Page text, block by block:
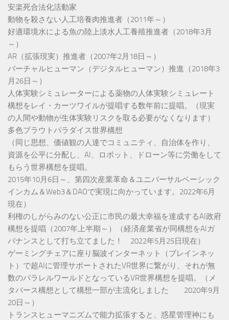
安楽死合法化活動家
動物を殺さない人工培養肉推進者（2011年～）
好適環境水による魚の陸上淡水人工養殖推進者（2018年3月
～）
AR（拡張現実）推進者（2007年2月18日～）
バーチャルヒューマン（デジタルヒューマン）推進（2018年3
月26日～）
人体実験シミュレーターによる薬物の人体実験シミュレート
構想をレイ・カーツワイルが提唱する数年前に提唱。（現実
の人間や動物が生体実験リスクを取る必要がなくなります）
多色プラウトパラダイス世界構想
（同じ思想、価値観の人達でコミュニティ、自治体を作り、
資源を公平に分配し、AI、ロボット、ドローン等に労働をして
もらう世界構想を提唱。
2015年10月6日～、第四次産業革命＆ユニバーサルベーシック
インカム＆Web3＆DAOで実現に向かっています。2022年6月
現在）
利権のしがらみのない公正に市民の最大幸福を達成するAI政府
構想を提唱（2007年上半期～）（経済産業省が同構想をAIガ
バナンスとして打ち立てました！ 2022年5月25日現在）
ゲーミングチェアに座り脳波インターネット（ブレインネッ
ト）で超AIに管理サポートされたVR世界に繋がり、それが無
数のパラレルワールドとなっているVR世界構想を提唱。（メ
タバース構想として構想一部が主流化しました 2020年9月
20日～）
トランスヒューマニズムで能力拡張すると、惑星管理神にも